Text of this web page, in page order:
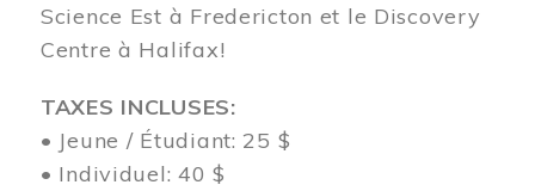
Science Est à Fredericton et le Discovery
Centre à Halifax!
TAXES INCLUSES:
• Jeune / Étudiant: 25 $
• Individuel: 40 $